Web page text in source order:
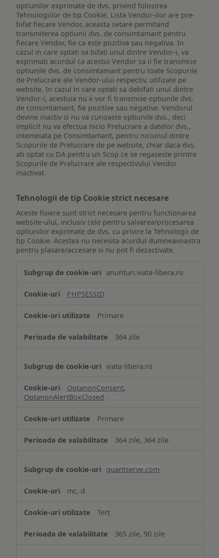
optiunilor exprimate de dvs. privind folosirea
Tehnologiilor de tip Cookie. Lista Vendor-ilor are pre-
bifat fiecare Vendor, aceasta setare permitand
transmiterea optiunii dvs. de consimtamant pentru
fiecare Vendor, fie ca este pozitiva sau negativa. In
cazul in care optati sa bifati unul dintre Vendor-i, va
exprimati acordul ca acestui Vendor sa ii fie transmise
optiunile dvs. de consimtamant pentru toate Scopurile
de Prelucrare ale Vendor-ului respectiv, utilizate pe
website. In cazul in care optati sa debifati unul dintre
Vendor-i, acestuia nu ii vor fi transmise optiunile dvs.
de consimtamant, fie pozitive sau negative. Vendorul
devine inactiv si nu va cunoaste optiunile dvs., deci
implicit nu va efectua nicio Prelucrare a datelor dvs.,
intemeiata pe Consimtamant, pentru niciunul dintre
Scopurile de Prelucrare de pe website, chiar daca dvs.
ati optat cu DA pentru un Scop ce se regaseste printre
Scopurile de Prelucrare ale respectivului Vendor
inactivat.
Tehnologii de tip Cookie strict necesare
Aceste fisiere sunt strict necesare pentru functionarea
website-ului, inclusiv cele pentru salvarea/procesarea
optiunilor exprimate de dvs. cu privire la Tehnologii de
tip Cookie. Acestea nu necesita acordul dumneavoastra
pentru plasare/accesare si nu pot fi dezactivate.
de
Cookie
necesare
anunturi.viata-libera.ro
PHPSESSID
Primare
364 zile
viata-libera.ro
OptanonConsent,
OptanonAlertBoxClosed
Primare
364 zile, 364 zile
quantserve.com
mc, d
Terț
365 zile, 90 zile